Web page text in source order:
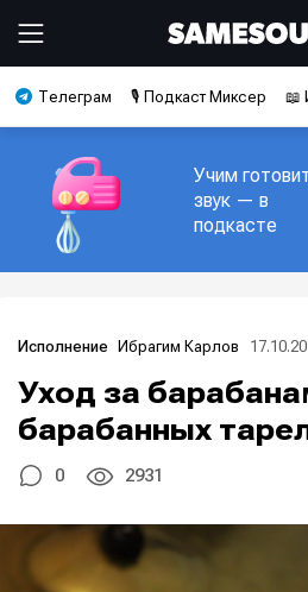
Телеграм 🎙️ Подкаст Миксер 📖
Учим
звук — в
подкасте
Исполнение Ибрагим Карлов
Уход за
барабанных
0 2931